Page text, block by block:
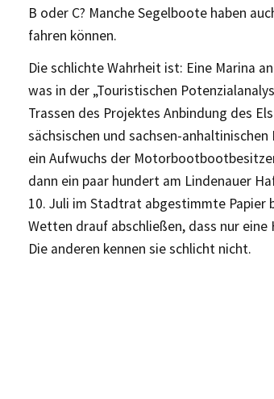
B oder C? Manche Segelboote haben
fahren können.
Die schlichte Wahrheit ist: Eine Marina
was in der „Touristischen
Trassen des Projektes Anbindung des
sächsischen und sachsen-
ein Aufwuchs der
dann ein paar hundert am Lindenauer
10. Juli im Stadtrat abgestimmte Papier
Wetten drauf abschließen, dass nur
Die anderen kennen sie schlicht nicht.